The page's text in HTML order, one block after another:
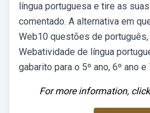
língua portuguesa e tire as
comentado. A alternativa em
Web10 questões de
Webatividade de língua
gabarito para o 5º ano, 6º ano e
For more information,